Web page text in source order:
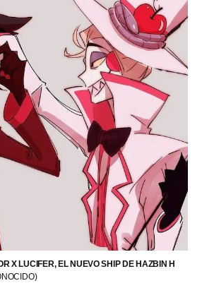
X LUCIFER, EL NUEVO SHIP DE HAZBIN H